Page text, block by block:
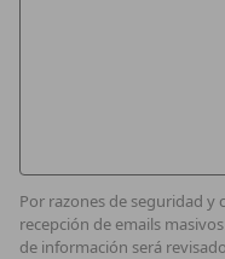
Por razones de seguridad
recepción de emails
de información será